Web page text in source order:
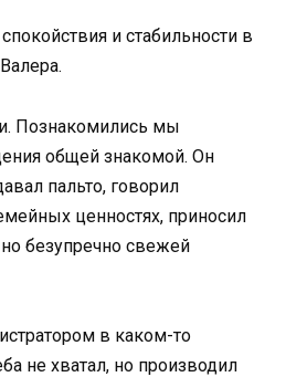
и стабильности в
Познакомились мы
общей знакомой. Он
пальто, говорил
ценностях, приносил
безупречно свежей
в каком-то
не хватал, но производил